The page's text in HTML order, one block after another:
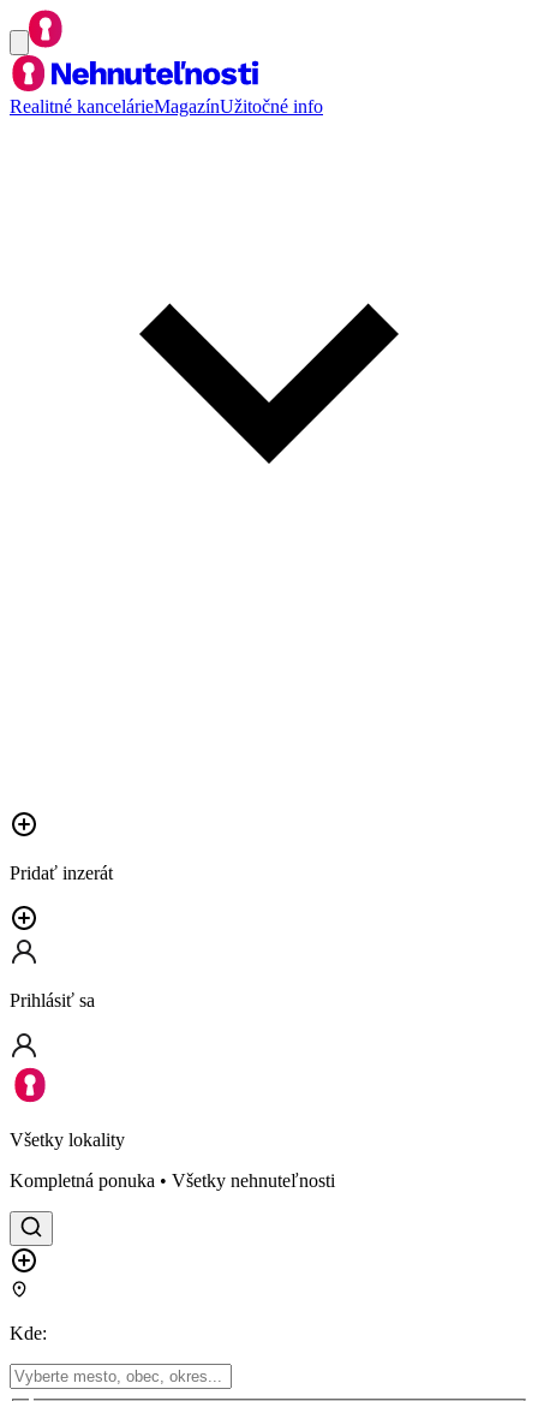
Realitné kancelárieMagazínUžitočné info
Pridať inzerát
Prihlásiť sa
Všetky lokality
Kompletná ponuka • Všetky nehnuteľnosti
Kde: